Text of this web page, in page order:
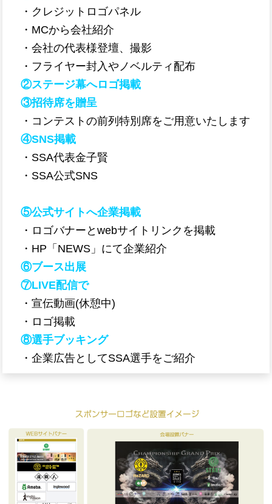
・クレジットロゴパネル
・MCから会社紹介
・会社の代表様登壇、撮影
・フライヤー封入やノベルティ配布
②ステージ幕へロゴ掲載
③招待席を贈呈
・コンテストの前列特別席をご用意いたします
④SNS掲載
・SSA代表金子賢
・SSA公式SNS
⑤公式サイトへ企業掲載
・ロゴバナーとwebサイトリンクを掲載
・HP「NEWS」にて企業紹介
⑥ブース出展
⑦LIVE配信で
・宣伝動画(休憩中)
・ロゴ掲載
⑧選手ブッキング
・企業広告としてSSA選手をご紹介